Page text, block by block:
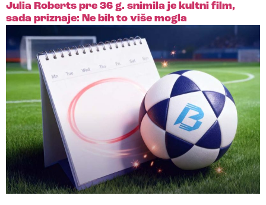
Julia Roberts pre 36 g. snimila je kultni film,
sada priznaje: Ne bih to više mogla